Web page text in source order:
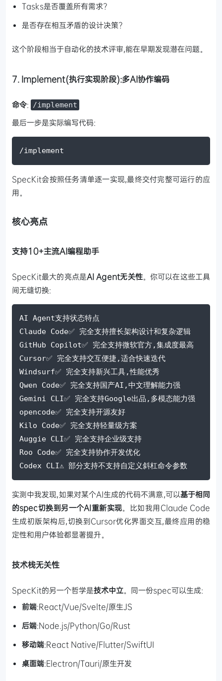
Tasks是否覆盖所有需求?
是否存在相互矛盾的设计决策?
这个阶段相当于自动化的技术评审,能在早期发现潜在问题。
7. Implement(执行实现阶段):多AI协作编码
命令: /implement
最后一步是实际编写代码:
/implement
SpecKit会按照任务清单逐一实现,最终交付完整可运行的应
用。
核心亮点
支持10+主流AI编程助手
SpecKit最大的亮点是AI Agent无关性。你可以在这些工具
间无缝切换:
AI Agent支持状态特点
Claude Code✅ 完全支持擅长架构设计和复杂逻辑
GitHub Copilot✅ 完全支持微软官方,集成度最高
Cursor✅ 完全支持交互便捷,适合快速迭代
Windsurf✅ 完全支持新兴工具,性能优秀
Qwen Code✅ 完全支持国产AI,中文理解能力强
Gemini CLI✅ 完全支持Google出品,多模态能力强
opencode✅ 完全支持开源友好
Kilo Code✅ 完全支持轻量级方案
Auggie CLI✅ 完全支持企业级支持
Roo Code✅ 完全支持协作开发优化
Codex CLI⚠️ 部分支持不支持自定义斜杠命令参数
实测中我发现,如果对某个AI生成的代码不满意,可以基于相同
的spec切换到另一个AI重新实现。比如我用Claude Code
生成初版架构后,切换到Cursor优化界面交互,最终应用的稳
定性和用户体验都显著提升。
技术栈无关性
SpecKit的另一个哲学是技术中立。同一份spec可以生成:
前端:React/Vue/Svelte/原生JS
后端:Node.js/Python/Go/Rust
移动端:React Native/Flutter/SwiftUI
桌面端:Electron/Tauri/原生开发